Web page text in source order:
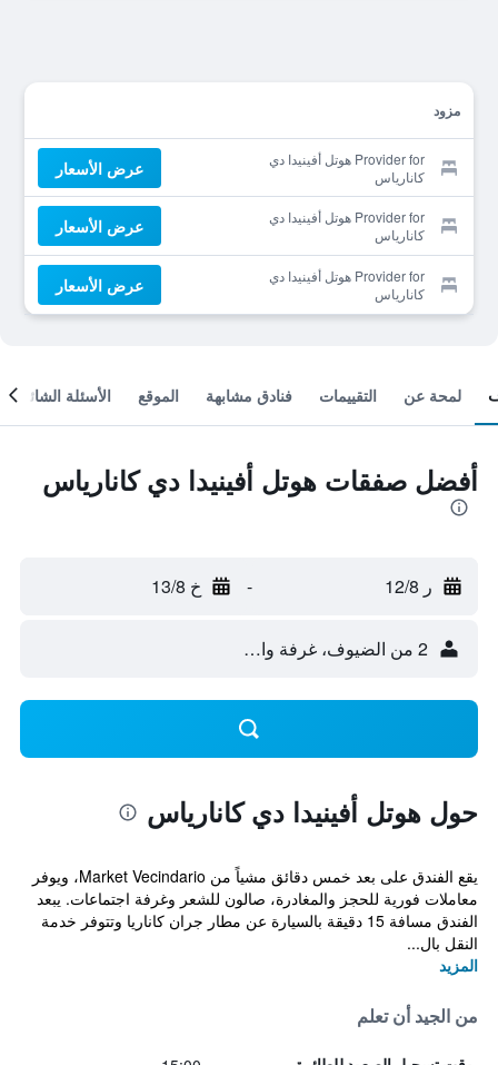
مزود
Provider for هوتل أفينيدا دي
كانارياس
عرض الأسعار
Provider for هوتل أفينيدا دي
كانارياس
عرض الأسعار
Provider for هوتل أفينيدا دي
كانارياس
عرض الأسعار
لمحة عن التقييمات فنادق مشابهة الموقع الأسئلة الشائعة
أفضل صفقات هوتل أفينيدا دي كانارياس
ر 12/8 - خ 13/8
2 من الضيوف، غرفة واحدة
حول هوتل أفينيدا دي كانارياس
يقع الفندق على بعد خمس دقائق مشياً من Market Vecindario، ويوفر
معاملات فورية للحجز والمغادرة، صالون للشعر وغرفة اجتماعات. يبعد
الفندق مسافة 15 دقيقة بالسيارة عن مطار جران كاناريا وتتوفر خدمة
النقل بال...
المزيد
من الجيد أن تعلم